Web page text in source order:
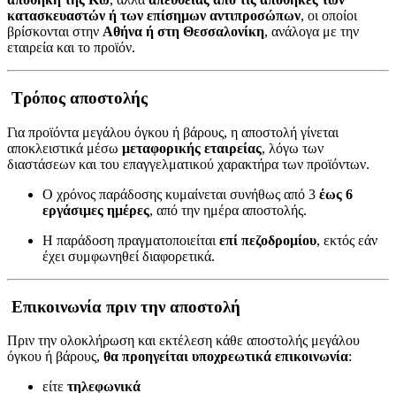
κατασκευαστών ή των επίσημων αντιπροσώπων, οι οποίοι
βρίσκονται στην Αθήνα ή στη Θεσσαλονίκη, ανάλογα με την
εταιρεία και το προϊόν.
Τρόπος αποστολής
Για προϊόντα μεγάλου όγκου ή βάρους, η αποστολή γίνεται
αποκλειστικά μέσω μεταφορικής εταιρείας, λόγω των
διαστάσεων και του επαγγελματικού χαρακτήρα των προϊόντων.
Ο χρόνος παράδοσης κυμαίνεται συνήθως από 3 έως 6
εργάσιμες ημέρες, από την ημέρα αποστολής.
Η παράδοση πραγματοποιείται επί πεζοδρομίου, εκτός εάν
έχει συμφωνηθεί διαφορετικά.
Επικοινωνία πριν την αποστολή
Πριν την ολοκλήρωση και εκτέλεση κάθε αποστολής μεγάλου
όγκου ή βάρους, θα προηγείται υποχρεωτικά επικοινωνία:
είτε τηλεφωνικά